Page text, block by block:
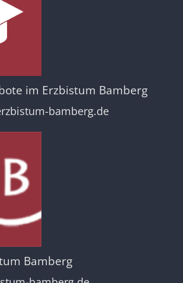
im Erzbistum Bamberg
bamberg.de
Bamberg